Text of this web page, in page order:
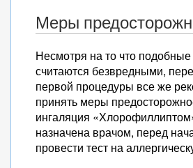
Меры
Несмотря на то что
считаются безвредными,
первой процедуры все же
принять меры
ингаляция
назначена врачом, перед
провести тест на